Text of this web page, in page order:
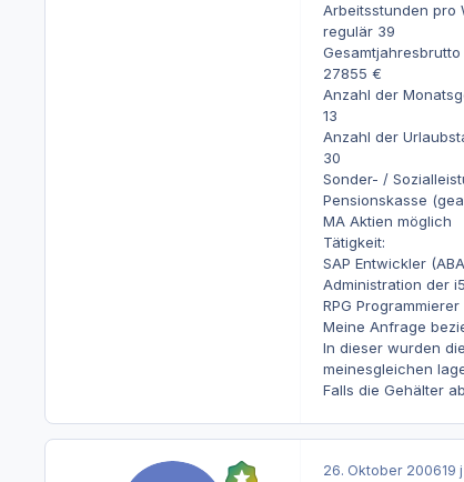
Arbeitsstunden pro
regulär 39
Gesamtjahresbrutto
27855 €
Anzahl der
13
Anzahl der
30
Sonder- /
Pensionskasse
MA Aktien möglich
Tätigkeit:
SAP Entwickler
Administration der
RPG Programmierer
Meine Anfrage
In dieser wurden
meinesgleichen
Falls die Gehälter
26. Oktober 200619 j